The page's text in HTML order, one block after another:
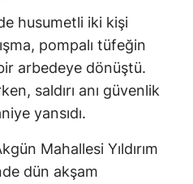
husumetli iki kişi
pompalı tüfeğin
arbedeye dönüştü.
saldırı anı güvenlik
yansıdı.
Mahallesi Yıldırım
dün akşam